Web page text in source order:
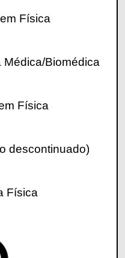
Física
Biomédica
Física
descontinuado)
Física